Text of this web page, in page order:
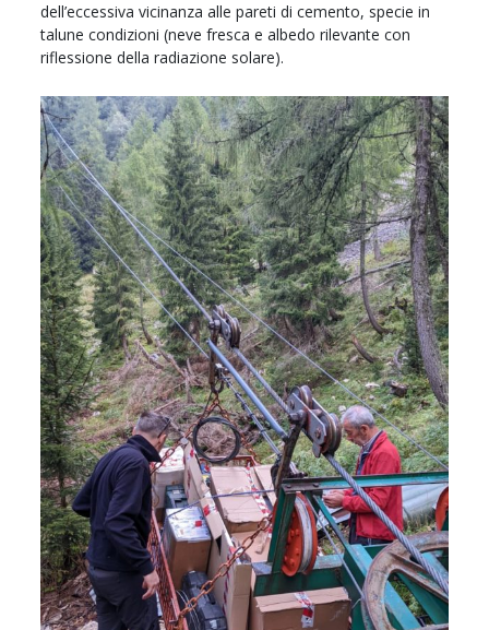
dell’eccessiva vicinanza alle pareti di cemento, specie in
talune condizioni (neve fresca e albedo rilevante con
riflessione della radiazione solare).